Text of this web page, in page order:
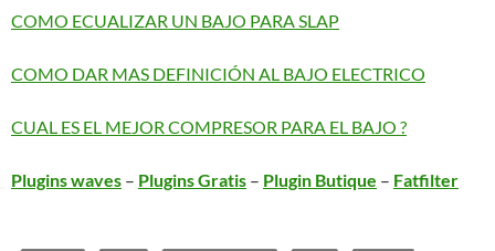
COMO ECUALIZAR UN BAJO PARA SLAP
COMO DAR MAS DEFINICIÓN AL BAJO ELECTRICO
CUAL ES EL MEJOR COMPRESOR PARA EL BAJO ?
Plugins waves – Plugins Gratis – Plugin Butique – Fatfilter